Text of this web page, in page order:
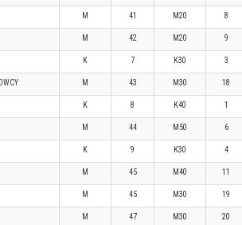
M 41 M20 8
M 42 M20 9
K 7 K30 3
M 43 M30 18
K 8 K40 1
M 44 M50 6
K 9 K30 4
M 45 M40 11
M 45 M30 19
M 47 M30 20